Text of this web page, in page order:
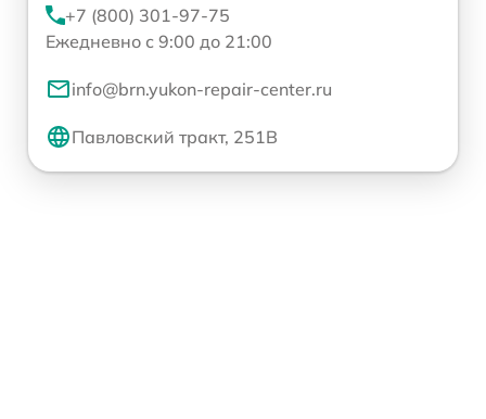
+7 (800) 301-97-75
Ежедневно с 9:00 до 21:00
info@brn.yukon-repair-center.ru
Павловский тракт, 251В